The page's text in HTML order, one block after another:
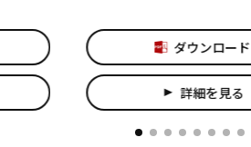
ダウンロード
play_arrow 詳細を見る